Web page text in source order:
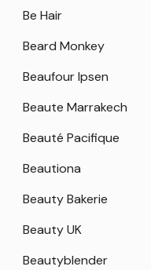
Be Hair
Beard Monkey
Beaufour Ipsen
Beaute Marrakech
Beauté Pacifique
Beautiona
Beauty Bakerie
Beauty UK
Beautyblender